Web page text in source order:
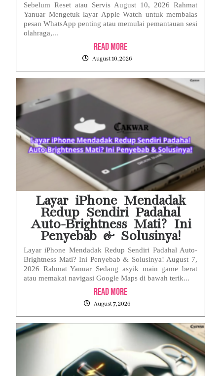
Sebelum Reset atau Servis August 10, 2026 Rahmat
Yanuar Mengetuk layar Apple Watch untuk membalas
pesan WhatsApp penting atau memulai pemantauan sesi
olahraga,...
Read More
August 10, 2026
Layar iPhone Mendadak
Redup Sendiri Padahal
Auto-Brightness Mati? Ini
Penyebab & Solusinya!
Layar iPhone Mendadak Redup Sendiri Padahal Auto-
Brightness Mati? Ini Penyebab & Solusinya! August 7,
2026 Rahmat Yanuar Sedang asyik main game berat
atau memakai navigasi Google Maps di bawah terik...
Read More
August 7, 2026